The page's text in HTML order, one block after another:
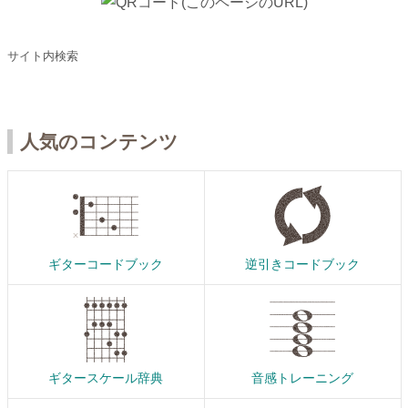
サイト内検索
人気のコンテンツ
ギターコードブック 逆引きコードブック
ギタースケール辞典 音感トレーニング